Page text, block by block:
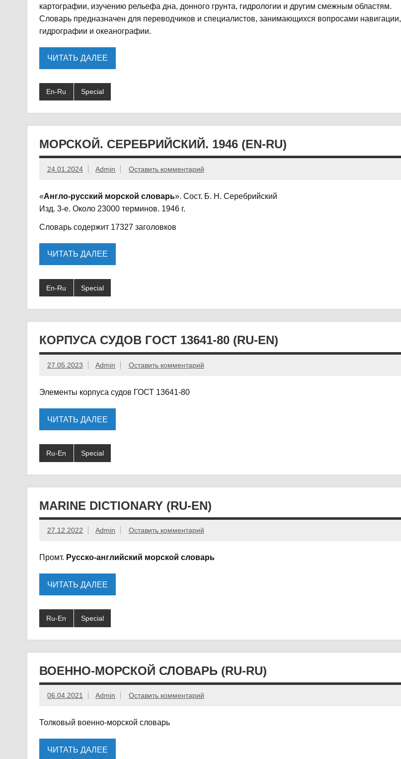
картографии, изучению рельефа дна, донного грунта, гидрологии и другим смежным областям.
Словарь предназначен для переводчиков и специалистов, занимающихся вопросами навигации,
гидрографии и океанографии.
ЧИТАТЬ ДАЛЕЕ
En-Ru Special
МОРСКОЙ. СЕРЕБРИЙСКИЙ. 1946 (EN-RU)
24.01.2024 Admin Оставить комментарий
«Англо-русский морской словарь». Сост. Б. Н. Серебрийский
Изд. 3-е. Около 23000 терминов. 1946 г.
Словарь содержит 17327 заголовков
ЧИТАТЬ ДАЛЕЕ
En-Ru Special
КОРПУСА СУДОВ ГОСТ 13641-80 (RU-EN)
27.05.2023 Admin Оставить комментарий
Элементы корпуса судов ГОСТ 13641-80
ЧИТАТЬ ДАЛЕЕ
Ru-En Special
MARINE DICTIONARY (RU-EN)
27.12.2022 Admin Оставить комментарий
Промт. Русско-английский морской словарь
ЧИТАТЬ ДАЛЕЕ
Ru-En Special
ВОЕННО-МОРСКОЙ СЛОВАРЬ (RU-RU)
06.04.2021 Admin Оставить комментарий
Толковый военно-морской словарь
ЧИТАТЬ ДАЛЕЕ